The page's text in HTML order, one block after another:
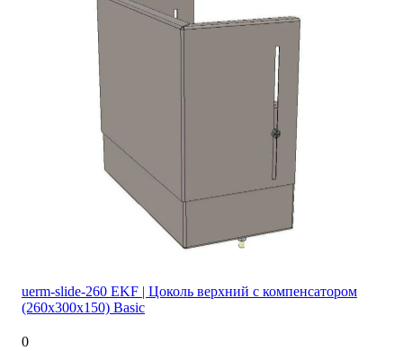
uerm-slide-260 EKF | Цоколь верхний с компенсатором
(260х300х150) Basic
0